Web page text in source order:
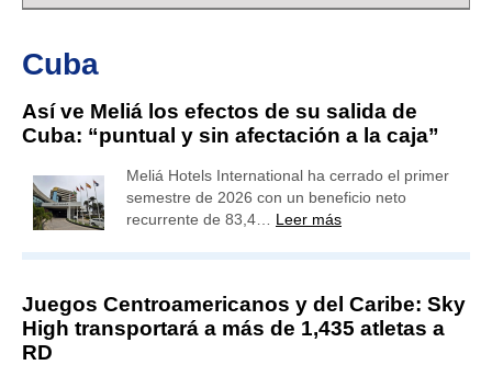
Cuba
Así ve Meliá los efectos de su salida de
Cuba: “puntual y sin afectación a la caja”
Meliá Hotels International ha cerrado el primer
semestre de 2026 con un beneficio neto
recurrente de 83,4… Leer más
Juegos Centroamericanos y del Caribe: Sky
High transportará a más de 1,435 atletas a
RD